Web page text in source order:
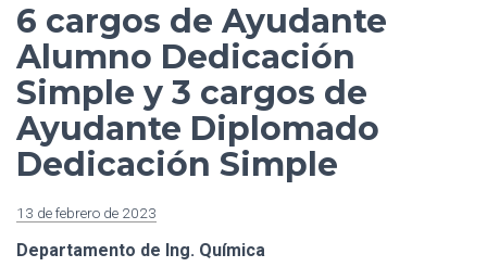
6 cargos de Ayudante
Alumno Dedicación
Simple y 3 cargos de
Ayudante Diplomado
Dedicación Simple
13 de febrero de 2023
Departamento de Ing. Química